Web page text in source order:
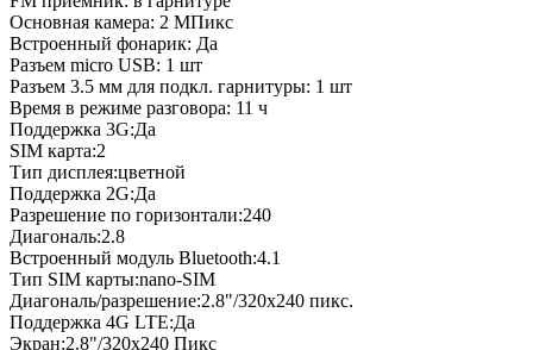
Основная камера: 2 МПикс
Встроенный фонарик: Да
Разъем micro USB: 1 шт
Разъем 3.5 мм для подкл. гарнитуры: 1 шт
Время в режиме разговора: 11 ч
Поддержка 3G:Да
SIM карта:2
Тип дисплея:цветной
Поддержка 2G:Да
Разрешение по горизонтали:240
Диагональ:2.8
Встроенный модуль Bluetooth:4.1
Тип SIM карты:nano-SIM
Диагональ/разрешение:2.8"/320x240 пикс.
Поддержка 4G LTE:Да
Экран:2.8"/320x240 Пикс